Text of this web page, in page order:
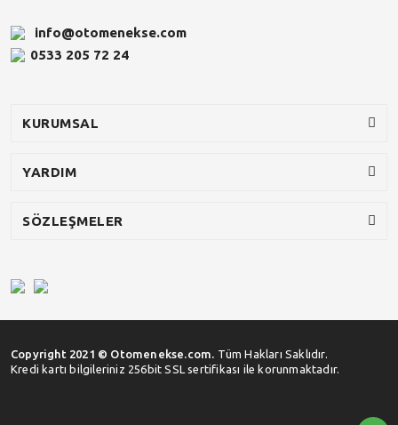
info@otomenekse.com
0533 205 72 24
KURUMSAL
YARDIM
SÖZLEŞMELER
Copyright 2021 © Otomenekse.com. Tüm Hakları Saklıdır.
Kredi kartı bilgileriniz 256bit SSL sertifikası ile korunmaktadır.